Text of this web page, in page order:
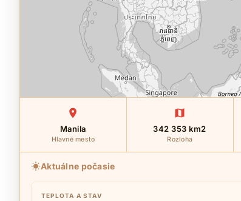
Manila
Hlavné mesto
342 353 km2
Rozloha
Aktuálne počasie
TEPLOTA A STAV